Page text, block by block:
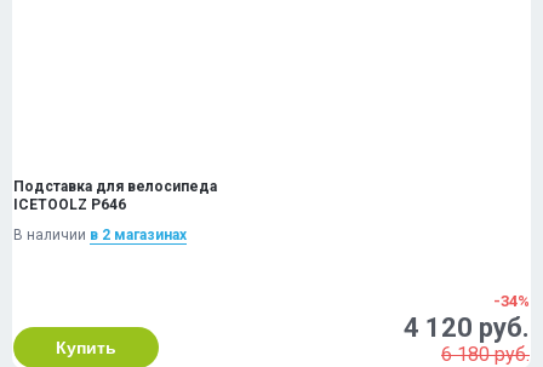
Подставка для велосипеда
ICETOOLZ P646
В наличии в 2 магазинах
Купить
-34%
4 120 руб.
6 180 руб.